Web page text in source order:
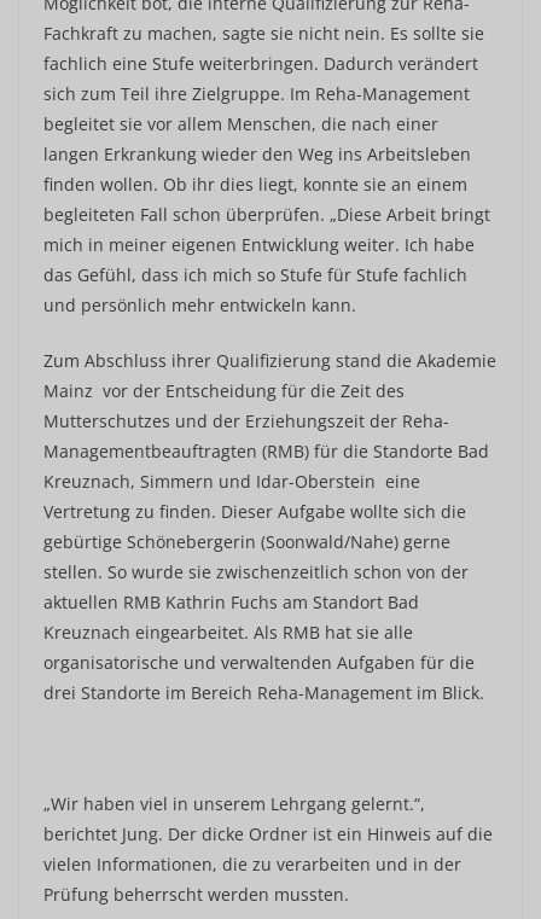
Fachkraft zu machen, sagte sie nicht nein. Es sollte sie
fachlich eine Stufe weiterbringen. Dadurch verändert
sich zum Teil ihre Zielgruppe. Im Reha-Management
begleitet sie vor allem Menschen, die nach einer
langen Erkrankung wieder den Weg ins Arbeitsleben
finden wollen. Ob ihr dies liegt, konnte sie an einem
begleiteten Fall schon überprüfen. „Diese Arbeit bringt
mich in meiner eigenen Entwicklung weiter. Ich habe
das Gefühl, dass ich mich so Stufe für Stufe fachlich
und persönlich mehr entwickeln kann.
Zum Abschluss ihrer Qualifizierung stand die Akademie
Mainz vor der Entscheidung für die Zeit des
Mutterschutzes und der Erziehungszeit der Reha-
Managementbeauftragten (RMB) für die Standorte Bad
Kreuznach, Simmern und Idar-Oberstein eine
Vertretung zu finden. Dieser Aufgabe wollte sich die
gebürtige Schönebergerin (Soonwald/Nahe) gerne
stellen. So wurde sie zwischenzeitlich schon von der
aktuellen RMB Kathrin Fuchs am Standort Bad
Kreuznach eingearbeitet. Als RMB hat sie alle
organisatorische und verwaltenden Aufgaben für die
drei Standorte im Bereich Reha-Management im Blick.
„Wir haben viel in unserem Lehrgang gelernt.“,
berichtet Jung. Der dicke Ordner ist ein Hinweis auf die
vielen Informationen, die zu verarbeiten und in der
Prüfung beherrscht werden mussten.